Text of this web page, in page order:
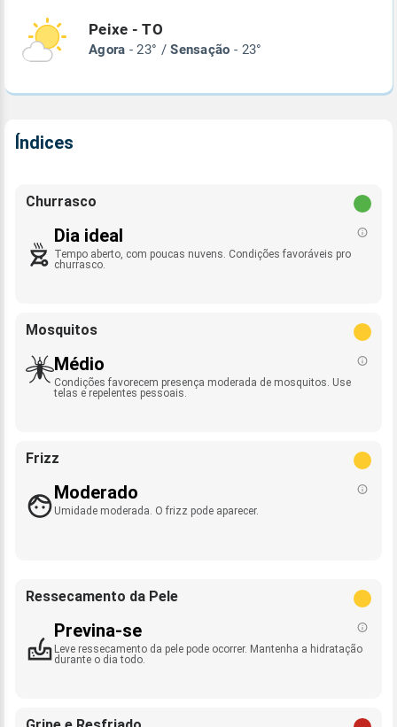
Peixe - TO
Agora - 23° /Sensação - 23°
Índices
Churrasco
Dia ideal
Tempo aberto, com poucas nuvens. Condições favoráveis pro
churrasco.
Mosquitos
Médio
Condições favorecem presença moderada de mosquitos. Use
telas e repelentes pessoais.
Frizz
Moderado
Umidade moderada. O frizz pode aparecer.
Ressecamento da Pele
Previna-se
Leve ressecamento da pele pode ocorrer. Mantenha a hidratação
durante o dia todo.